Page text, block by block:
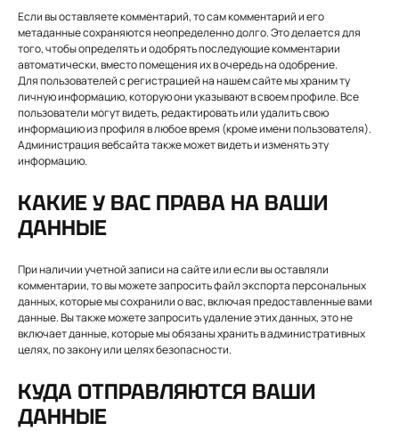
Если вы оставляете комментарий, то сам комментарий и его
метаданные сохраняются неопределенно долго. Это делается для
того, чтобы определять и одобрять последующие комментарии
автоматически, вместо помещения их в очередь на одобрение.
Для пользователей с регистрацией на нашем сайте мы храним ту
личную информацию, которую они указывают в своем профиле. Все
пользователи могут видеть, редактировать или удалить свою
информацию из профиля в любое время (кроме имени пользователя).
Администрация вебсайта также может видеть и изменять эту
информацию.
КАКИЕ У ВАС ПРАВА НА ВАШИ
ДАННЫЕ
При наличии учетной записи на сайте или если вы оставляли
комментарии, то вы можете запросить файл экспорта персональных
данных, которые мы сохранили о вас, включая предоставленные вами
данные. Вы также можете запросить удаление этих данных, это не
включает данные, которые мы обязаны хранить в административных
целях, по закону или целях безопасности.
КУДА ОТПРАВЛЯЮТСЯ ВАШИ
ДАННЫЕ